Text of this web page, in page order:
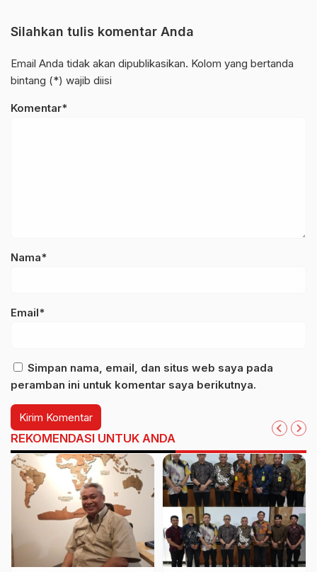
Silahkan tulis komentar Anda
Email Anda tidak akan dipublikasikan. Kolom yang bertanda
bintang (*) wajib diisi
Komentar*
Nama*
Email*
Simpan nama, email, dan situs web saya pada
peramban ini untuk komentar saya berikutnya.
REKOMENDASI UNTUK ANDA